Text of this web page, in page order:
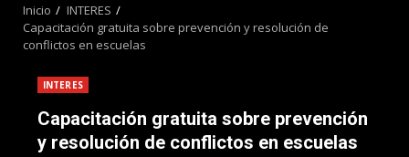
Inicio
INTERES
Capacitación gratuita sobre prevención y resolución de
conflictos en escuelas
INTERES
Capacitación gratuita sobre prevención
y resolución de conflictos en escuelas